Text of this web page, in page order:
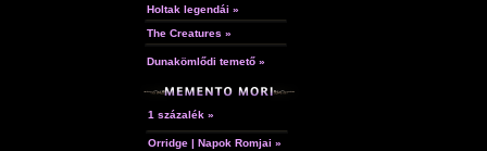
Holtak legendái »
The Creatures »
Dunakömlődi temető »
1 százalék »
Orridge | Napok Romjai »